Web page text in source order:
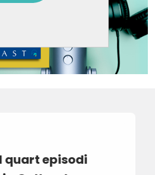
quart episodi